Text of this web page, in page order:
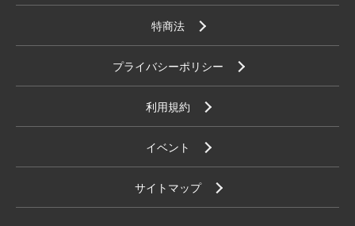
特商法
プライバシーポリシー
利用規約
イベント
サイトマップ